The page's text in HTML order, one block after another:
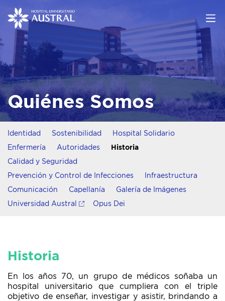
Quiénes Somos
Identidad Sostenibilidad
Hospital Solidario
Enfermería
Autoridades
Historia
Calidad y Seguridad
Prevención y Control de Infecciones
Infraestructura
Comunicación
Capellanía
Galería de Imágenes
Universidad Austral
Opus Dei
Historia
En los años 70, un grupo de médicos soñaba un
hospital universitario que cumpliera con el triple
objetivo de enseñar, investigar y asistir, brindando a